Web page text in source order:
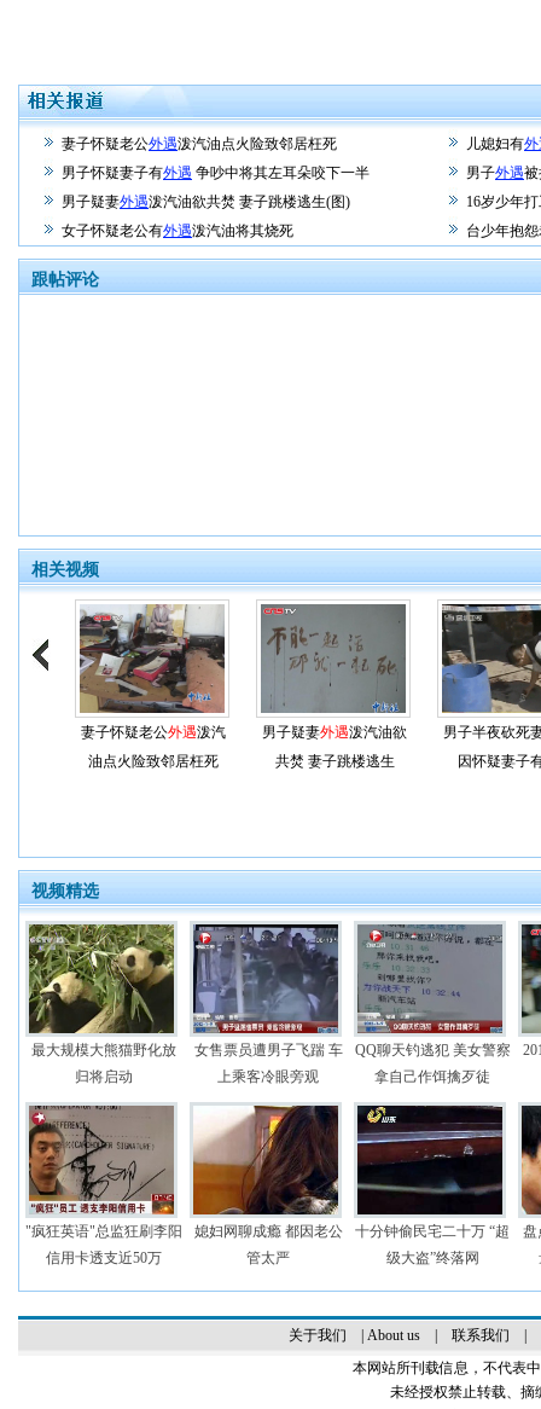
妻子怀疑老公外遇泼汽油点火险致邻居枉死 儿媳妇有
男子怀疑妻子有外遇 争吵中将其左耳朵咬下一半 男子外遇被
男子疑妻外遇泼汽油欲共焚 妻子跳楼逃生(图)
16岁少年
女子怀疑老公有外遇泼汽油将其烧死 台少年抱
跟帖评论
相关视频
妻子怀疑老公外遇泼汽
油点火险致邻居枉死
男子疑妻外遇泼汽油欲
共焚 妻子跳楼逃生
男子半夜砍死
因怀疑妻子
视频精选
最大规模大熊猫野化放
归将启动
女售票员遭男子飞踹 车
上乘客冷眼旁观
QQ聊天钓逃犯 美女警察
拿自己作饵擒歹徒
"疯狂英语"总监狂刷李阳
信用卡透支近50万
媳妇网聊成瘾 都因老公
管太严
十分钟偷民宅二十万 “超
级大盗”终落网
盘
关于我们 About us| 联系我们
本网站所刊载信息，不代表
未经授权禁止转载、摘